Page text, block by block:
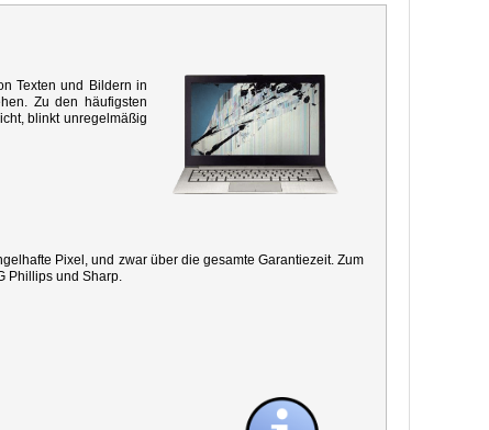
Texten und Bildern in
Zu den häufigsten
blinkt unregelmäßig
Pixel, und zwar über die gesamte Garantiezeit. Zum
Phillips und Sharp.